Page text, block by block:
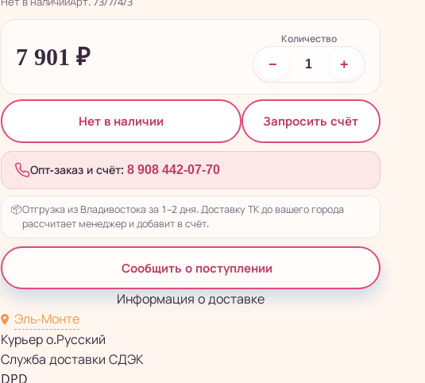
7 901 ₽
Количество
− +
Нет в наличии Запросить счёт
Опт-заказ и счёт: 8 908 442-07-70
📦Отгрузка из Владивостока за 1–2 дня. Доставку ТК до вашего города
рассчитает менеджер и добавит в счёт.
Сообщить о поступлении
Информация о доставке
Эль-Монте
Курьер о.Русский
Служба доставки СДЭК
DPD